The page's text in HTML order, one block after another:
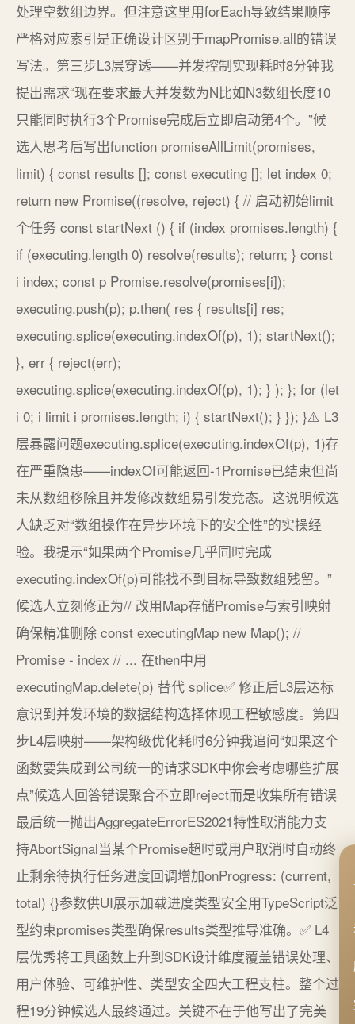
处理空数组边界。但注意这里用forEach导致结果顺序
严格对应索引是正确设计区别于mapPromise.all的错误
写法。第三步L3层穿透——并发控制实现耗时8分钟我
提出需求“现在要求最大并发数为N比如N3数组长度10
只能同时执行3个Promise完成后立即启动第4个。”候
选人思考后写出function promiseAllLimit(promises,
limit) { const results []; const executing []; let index 0;
return new Promise((resolve, reject) { // 启动初始limit
个任务 const startNext () { if (index promises.length) {
if (executing.length 0) resolve(results); return; } const
i index; const p Promise.resolve(promises[i]);
executing.push(p); p.then( res { results[i] res;
executing.splice(executing.indexOf(p), 1); startNext();
}, err { reject(err);
executing.splice(executing.indexOf(p), 1); } ); }; for (let
i 0; i limit i promises.length; i) { startNext(); } }); }⚠️ L3
层暴露问题executing.splice(executing.indexOf(p), 1)存
在严重隐患——indexOf可能返回-1Promise已结束但尚
未从数组移除且并发修改数组易引发竞态。这说明候选
人缺乏对“数组操作在异步环境下的安全性”的实操经
验。我提示“如果两个Promise几乎同时完成
executing.indexOf(p)可能找不到目标导致数组残留。”
候选人立刻修正为// 改用Map存储Promise与索引映射
确保精准删除 const executingMap new Map(); //
Promise - index // ... 在then中用
executingMap.delete(p) 替代 splice✅ 修正后L3层达标
意识到并发环境的数据结构选择体现工程敏感度。第四
步L4层映射——架构级优化耗时6分钟我追问“如果这个
函数要集成到公司统一的请求SDK中你会考虑哪些扩展
点”候选人回答错误聚合不立即reject而是收集所有错误
最后统一抛出AggregateErrorES2021特性取消能力支
持AbortSignal当某个Promise超时或用户取消时自动终
止剩余待执行任务进度回调增加onProgress: (current,
total) {}参数供UI展示加载进度类型安全用TypeScript泛
型约束promises类型确保results类型推导准确。✅ L4
层优秀将工具函数上升到SDK设计维度覆盖错误处理、
用户体验、可维护性、类型安全四大工程支柱。整个过
程19分钟候选人最终通过。关键不在于他写出了完美